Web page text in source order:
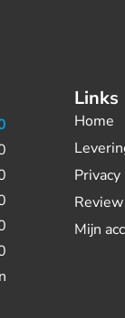
Links
Home
Mijn